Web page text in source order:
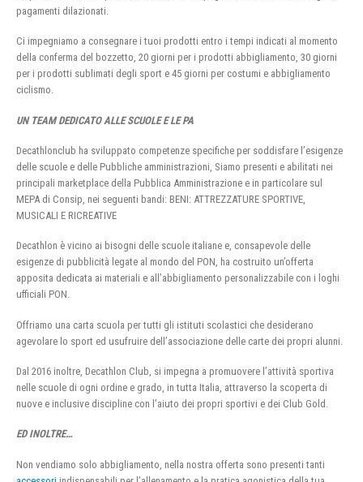
pagamenti dilazionati.
Ci impegniamo a consegnare i tuoi prodotti entro i tempi indicati al momento
della conferma del bozzetto, 20 giorni per i prodotti abbigliamento, 30 giorni
per i prodotti sublimati degli sport e 45 giorni per costumi e abbigliamento
ciclismo.
UN TEAM DEDICATO ALLE SCUOLE E LE PA
Decathlonclub ha sviluppato competenze specifiche per soddisfare l’esigenze
delle scuole e delle Pubbliche amministrazioni, Siamo presenti e abilitati nei
principali marketplace della Pubblica Amministrazione e in particolare sul
MEPA di Consip, nei seguenti bandi: BENI: ATTREZZATURE SPORTIVE,
MUSICALI E RICREATIVE
Decathlon è vicino ai bisogni delle scuole italiane e, consapevole delle
esigenze di pubblicità legate al mondo del PON, ha costruito un’offerta
apposita dedicata ai materiali e all’abbigliamento personalizzabile con i loghi
ufficiali PON.
Offriamo una carta scuola per tutti gli istituti scolastici che desiderano
agevolare lo sport ed usufruire dell’associazione delle carte dei propri alunni.
Dal 2016 inoltre, Decathlon Club, si impegna a promuovere l’attività sportiva
nelle scuole di ogni ordine e grado, in tutta Italia, attraverso la scoperta di
nuove e inclusive discipline con l’aiuto dei propri sportivi e dei Club Gold.
ED INOLTRE…
Non vendiamo solo abbigliamento, nella nostra offerta sono presenti tanti